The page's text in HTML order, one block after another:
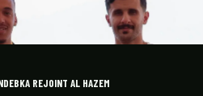
REJOINT AL HAZEM